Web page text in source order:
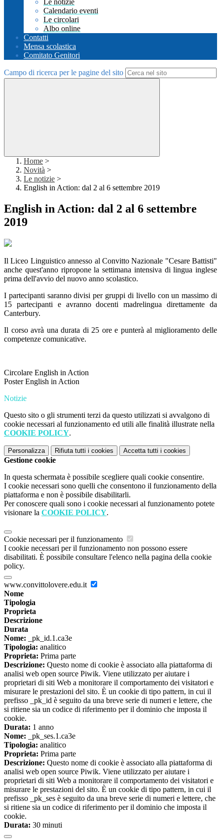
Le notizie
Calendario eventi
Le circolari
Albo online
Contatti
Mensa scolastica
Comitato Genitori
Campo di ricerca per le pagine del sito
Home >
Novità >
Le notizie >
English in Action: dal 2 al 6 settembre 2019
English in Action: dal 2 al 6 settembre
2019
Il Liceo Linguistico annesso al Convitto Nazionale "Cesare Battisti"
anche quest'anno ripropone la settimana intensiva di lingua inglese
prima dell'avvio del nuovo anno scolastico.
I partecipanti saranno divisi per gruppi di livello con un massimo di
15 partecipanti e avranno docenti madrelingua direttamente da
Canterbury.
Il corso avrà una durata di 25 ore e punterà al miglioramento delle
competenze comunicative.
Circolare English in Action
Poster English in Action
Notizie
Questo sito o gli strumenti terzi da questo utilizzati si avvalgono di
cookie necessari al funzionamento ed utili alle finalità illustrate nella
COOKIE POLICY.
Personalizza Rifiuta tutti i cookies Accetta tutti i cookies
Gestione cookie
In questa schermata è possibile scegliere quali cookie consentire.
I cookie necessari sono quelli che consentono il funzionamento della
piattaforma e non è possibile disabilitarli.
Per conoscere quali sono i cookie necessari al funzionamento potete
visionare la COOKIE POLICY.
Cookie necessari per il funzionamento
I cookie necessari per il funzionamento non possono essere
disabilitati. È possibile consultare l'elenco nella pagina della cookie
policy.
www.convittolovere.edu.it
Nome
Tipologia
Proprieta
Descrizione
Durata
Nome: _pk_id.1.ca3e
Tipologia: analitico
Proprieta: Prima parte
Descrizione: Questo nome di cookie è associato alla piattaforma di
analisi web open source Piwik. Viene utilizzato per aiutare i
proprietari di siti Web a monitorare il comportamento dei visitatori e
misurare le prestazioni del sito. È un cookie di tipo pattern, in cui il
prefisso _pk_id è seguito da una breve serie di numeri e lettere, che
si ritiene sia un codice di riferimento per il dominio che imposta il
cookie.
Durata: 1 anno
Nome: _pk_ses.1.ca3e
Tipologia: analitico
Proprieta: Prima parte
Descrizione: Questo nome di cookie è associato alla piattaforma di
analisi web open source Piwik. Viene utilizzato per aiutare i
proprietari di siti Web a monitorare il comportamento dei visitatori e
misurare le prestazioni del sito. È un cookie di tipo pattern, in cui il
prefisso _pk_ses è seguito da una breve serie di numeri e lettere, che
si ritiene sia un codice di riferimento per il dominio che imposta il
cookie.
Durata: 30 minuti